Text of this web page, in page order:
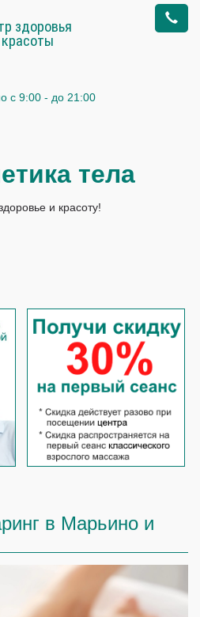
здоровья
тела
и красоту!
с 9:00 - до 21:00
в Марьино и